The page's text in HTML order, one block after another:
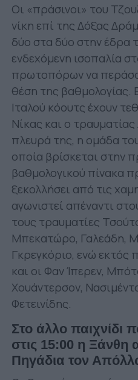
Οι «πράσινοι» του
νίκη επί της Δόξας
δύο στα δύο στην έδρα
ενδεχόμενη ισοπαλία
πρωτοπόρων να
θέση της βαθμολογίας.
Ιταλού κόουτς έχουν
Νίκας και ο
πλευρά της, η ομάδα
οποία βρίσκεται στην
βαθμολογικού πίνακα
ξεκολλήσει από τις
αγωνιστεί απέναντι
τους τραυματίες
Μπεκατώρο, Γαλεάδη,
Γκρεγκόριο, ενώ εκτός
και οι Φαν Ίπερεν,
Χουάντερσον,
Φετεινίδης.
Στο άλλο παιχνίδι
στις 15:00 η Ξάνθη
Πηγάδια τον